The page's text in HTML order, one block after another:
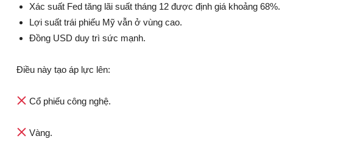
Xác suất Fed tăng lãi suất tháng 12 được định giá khoảng 68%.
Lợi suất trái phiếu Mỹ vẫn ở vùng cao.
Đồng USD duy trì sức mạnh.
Điều này tạo áp lực lên:
Cổ phiếu công nghệ.
Vàng.